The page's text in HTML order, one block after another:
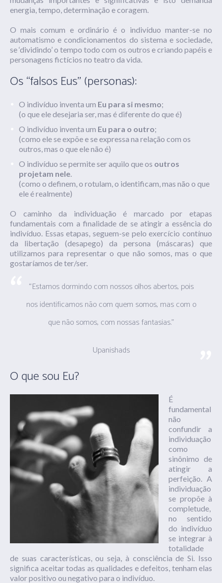
energia, tempo, determinação e coragem.
O mais comum e ordinário é o indivíduo manter-se no
automatismo e condicionamentos do sistema e sociedade,
se ‘dividindo’ o tempo todo com os outros e criando papéis e
personagens fictícios no teatro da vida.
Os “falsos Eus” (personas):
O indivíduo inventa um Eu para si mesmo;
(o que ele desejaria ser, mas é diferente do que é)
O indivíduo inventa um Eu para o outro;
(como ele se expõe e se expressa na relação com os
outros, mas o que ele não é)
O indivíduo se permite ser aquilo que os outros
projetam nele.
(como o definem, o rotulam, o identificam, mas não o que
ele é realmente)
O caminho da individuação é marcado por etapas
fundamentais com a finalidade de se atingir a essência do
indivíduo. Essas etapas, seguem-se pelo exercício contínuo
da libertação (desapego) da persona (máscaras) que
utilizamos para representar o que não somos, mas o que
gostaríamos de ter/ser.
“Estamos dormindo com nossos olhos abertos, pois
nos identificamos não com quem somos, mas com o
que não somos, com nossas fantasias.”
Upanishads
O que sou Eu?
É
fundamental
não
confundir a
individuação
como
sinônimo de
atingir a
perfeição. A
individuação
se propõe à
completude,
no sentido
do indivíduo
se integrar à
totalidade
de suas características, ou seja, à consciência de Si. Isso
significa aceitar todas as qualidades e defeitos, tenham elas
valor positivo ou negativo para o indivíduo.